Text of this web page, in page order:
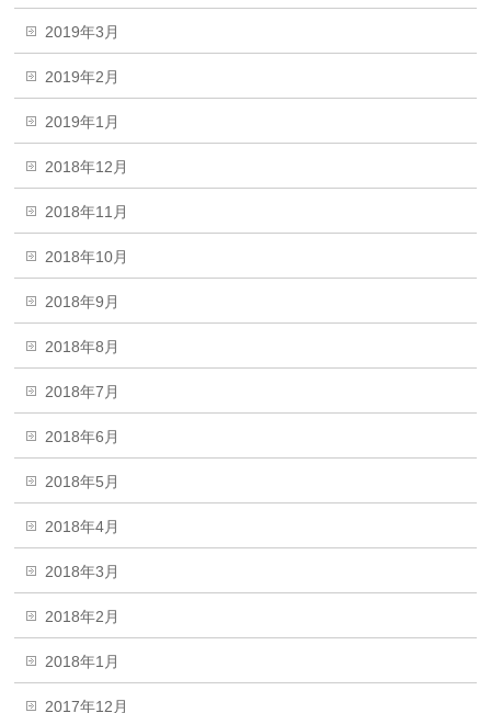
2019年3月
2019年2月
2019年1月
2018年12月
2018年11月
2018年10月
2018年9月
2018年8月
2018年7月
2018年6月
2018年5月
2018年4月
2018年3月
2018年2月
2018年1月
2017年12月